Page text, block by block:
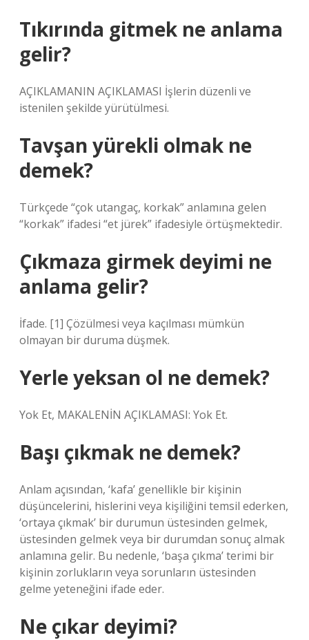
Tıkırında gitmek ne anlama
gelir?
AÇIKLAMANIN AÇIKLAMASI İşlerin düzenli ve
istenilen şekilde yürütülmesi.
Tavşan yürekli olmak ne
demek?
Türkçede “çok utangaç, korkak” anlamına gelen
“korkak” ifadesi “et jürek” ifadesiyle örtüşmektedir.
Çıkmaza girmek deyimi ne
anlama gelir?
İfade. [1] Çözülmesi veya kaçılması mümkün
olmayan bir duruma düşmek.
Yerle yeksan ol ne demek?
Yok Et, MAKALENİN AÇIKLAMASI: Yok Et.
Başı çıkmak ne demek?
Anlam açısından, ‘kafa’ genellikle bir kişinin
düşüncelerini, hislerini veya kişiliğini temsil ederken,
‘ortaya çıkmak’ bir durumun üstesinden gelmek,
üstesinden gelmek veya bir durumdan sonuç almak
anlamına gelir. Bu nedenle, ‘başa çıkma’ terimi bir
kişinin zorlukların veya sorunların üstesinden
gelme yeteneğini ifade eder.
Ne çıkar deyimi?